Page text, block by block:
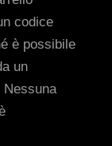
codice
è possibile
un
Nessuna